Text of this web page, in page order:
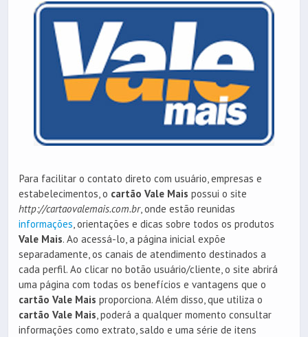
Para facilitar o contato direto com usuário, empresas e
estabelecimentos, o cartão Vale Mais possui o site
http://cartaovalemais.com.br, onde estão reunidas
informações , orientações e dicas sobre todos os produtos
Vale Mais. Ao acessá-lo, a página inicial expõe
separadamente, os canais de atendimento destinados a
cada perfil. Ao clicar no botão usuário/cliente, o site abrirá
uma página com todas os benefícios e vantagens que o
cartão Vale Mais proporciona. Além disso, que utiliza o
cartão Vale Mais , poderá a qualquer momento consultar
informações como extrato, saldo e uma série de itens